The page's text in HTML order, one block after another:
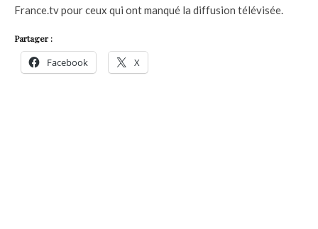
France.tv pour ceux qui ont manqué la diffusion télévisée.
Partager :
Facebook X